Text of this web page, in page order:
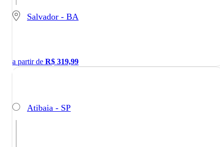
Salvador - BA
a partir de R$ 319,99
Atibaia - SP